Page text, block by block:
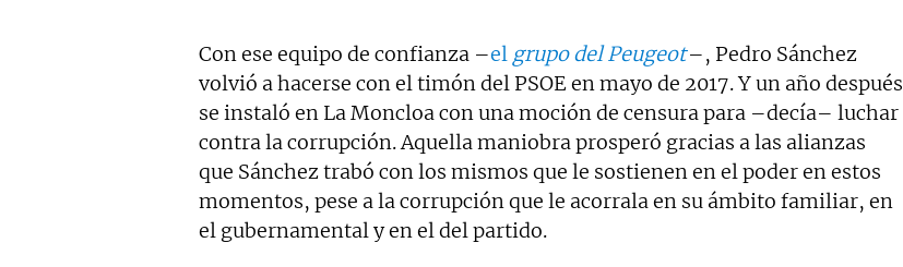
Con ese equipo de confianza –el grupo del Peugeot–, Pedro Sánchez
volvió a hacerse con el timón del PSOE en mayo de 2017. Y un año después
se instaló en La Moncloa con una moción de censura para –decía– luchar
contra la corrupción. Aquella maniobra prosperó gracias a las alianzas
que Sánchez trabó con los mismos que le sostienen en el poder en estos
momentos, pese a la corrupción que le acorrala en su ámbito familiar, en
el gubernamental y en el del partido.